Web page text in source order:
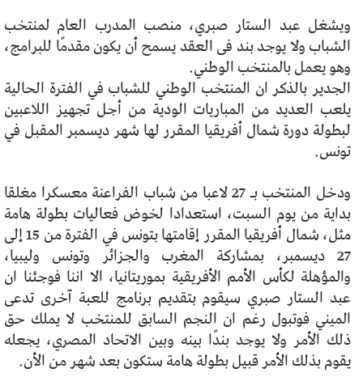
ويشغل عبد الستار صبري، منصب المدرب العام لمنتخب
الشباب ولا يوجد بند فى العقد يسمح أن يكون مقدمًا للبرامج،
وهو يعمل بالمنتخب الوطني.
الجدير بالذكر ان المنتخب الوطني للشباب في الفترة الحالية
يلعب العديد من المباريات الودية من أجل تجهيز اللاعبين
لبطولة دورة شمال أفريقيا المقرر لها شهر ديسمبر المقبل في
تونس.
ودخل المنتخب بـ 27 لاعبا من شباب الفراعنة معسكرا مغلقا
بداية من يوم السبت، استعدادا لخوض فعاليات بطولة هامة
مثل، شمال أفريقيا المقرر إقامتها بتونس في الفترة من 15 إلى
27 ديسمبر، بمشاركة المغرب والجزائر وتونس وليبيا،
والمؤهلة لكأس الأمم الأفريقية بموريتانيا، الا اننا فوجئنا ان
عبد الستار صبري سيقوم بتقديم برنامج للعبة آخرى تدعى
الميني فوتبول رغم ان النجم السابق للمنتخب لا يملك حق
ذلك الأمر ولا يوجد بندًا بينه وبين الاتحاد المصري، يجعله
يقوم بذلك الأمر قبيل بطولة هامة ستكون بعد شهر من الأن.